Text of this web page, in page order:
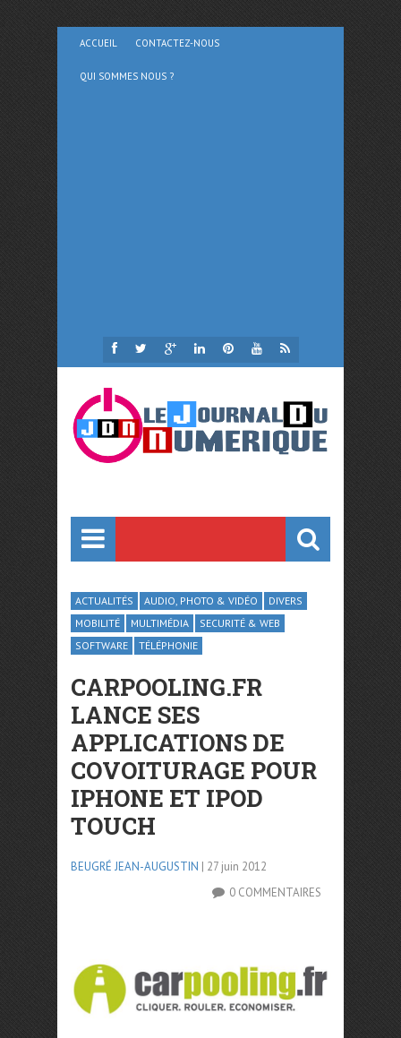
ACCUEIL CONTACTEZ-NOUS
QUI SOMMES NOUS ?
ACTUALITÉS AUDIO, PHOTO & VIDÉO
DIVERS
MOBILITÉ
MULTIMÉDIA
SECURITÉ & WEB
SOFTWARE
TÉLÉPHONIE
CARPOOLING.FR
LANCE SES
APPLICATIONS DE
COVOITURAGE POUR
IPHONE ET IPOD
TOUCH
BEUGRÉ JEAN-AUGUSTIN | 27 juin 2012
0 COMMENTAIRES